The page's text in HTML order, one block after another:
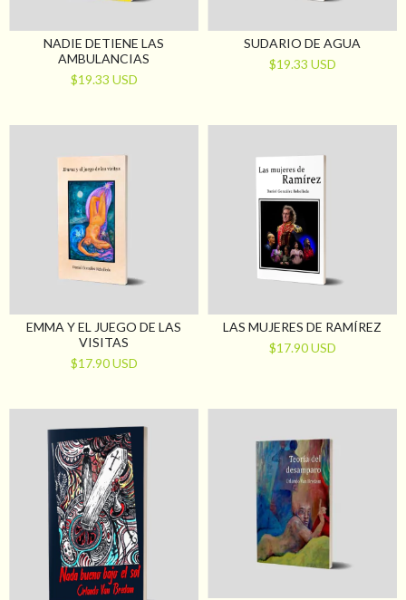
NADIE DETIENE LAS
AMBULANCIAS
$19.33 USD
SUDARIO DE AGUA
$19.33 USD
EMMA Y EL JUEGO DE LAS
VISITAS
$17.90 USD
LAS MUJERES DE RAMÍREZ
$17.90 USD